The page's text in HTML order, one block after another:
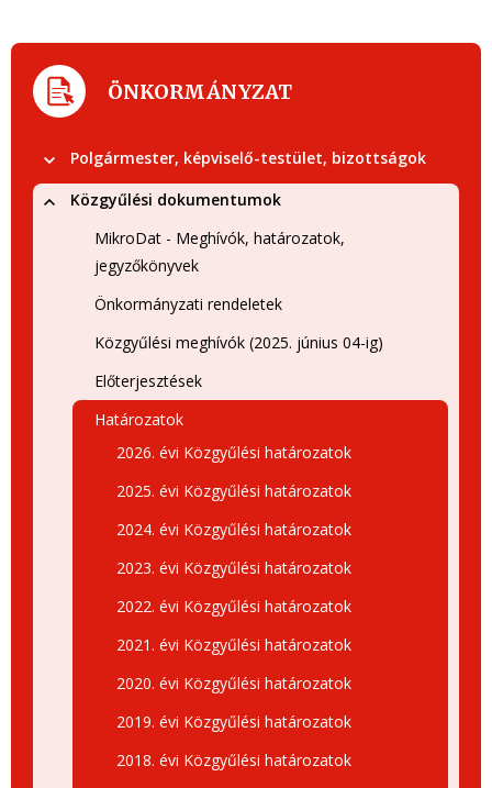
ÖNKORMÁNYZAT
Polgármester, képviselő-testület, bizottságok
Közgyűlési dokumentumok
MikroDat - Meghívók, határozatok,
jegyzőkönyvek
Önkormányzati rendeletek
Közgyűlési meghívók (2025. június 04-ig)
Előterjesztések
Határozatok
2026. évi Közgyűlési határozatok
2025. évi Közgyűlési határozatok
2024. évi Közgyűlési határozatok
2023. évi Közgyűlési határozatok
2022. évi Közgyűlési határozatok
2021. évi Közgyűlési határozatok
2020. évi Közgyűlési határozatok
2019. évi Közgyűlési határozatok
2018. évi Közgyűlési határozatok